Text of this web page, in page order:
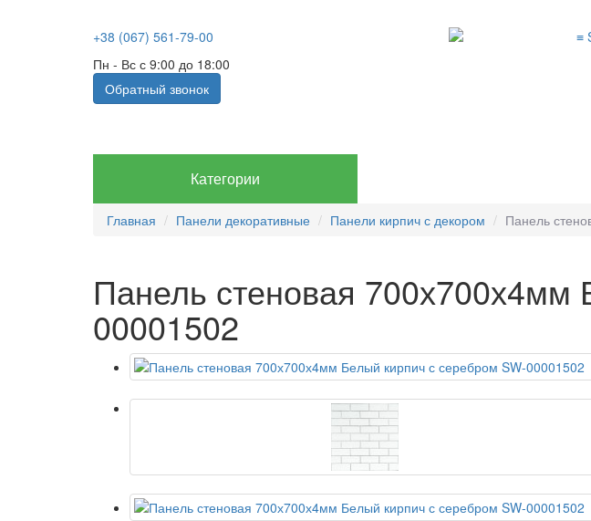
+38 (067) 561-79-00
Пн - Вс с 9:00 до 18:00
Обратный звонок
Категории
Главная Панели декоративные Панели кирпич с декором Панель
Панель стеновая
00001502